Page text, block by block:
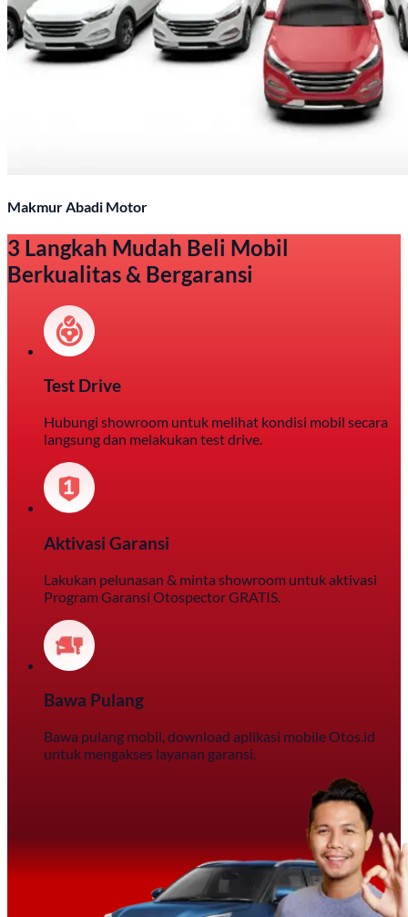
Makmur Abadi Motor
3 Langkah Mudah Beli Mobil
Berkualitas & Bergaransi
Test Drive
Hubungi showroom untuk melihat kondisi mobil secara
langsung dan melakukan test drive.
Aktivasi Garansi
Lakukan pelunasan & minta showroom untuk aktivasi
Program Garansi Otospector GRATIS.
Bawa Pulang
Bawa pulang mobil, download aplikasi mobile Otos.id
untuk mengakses layanan garansi.